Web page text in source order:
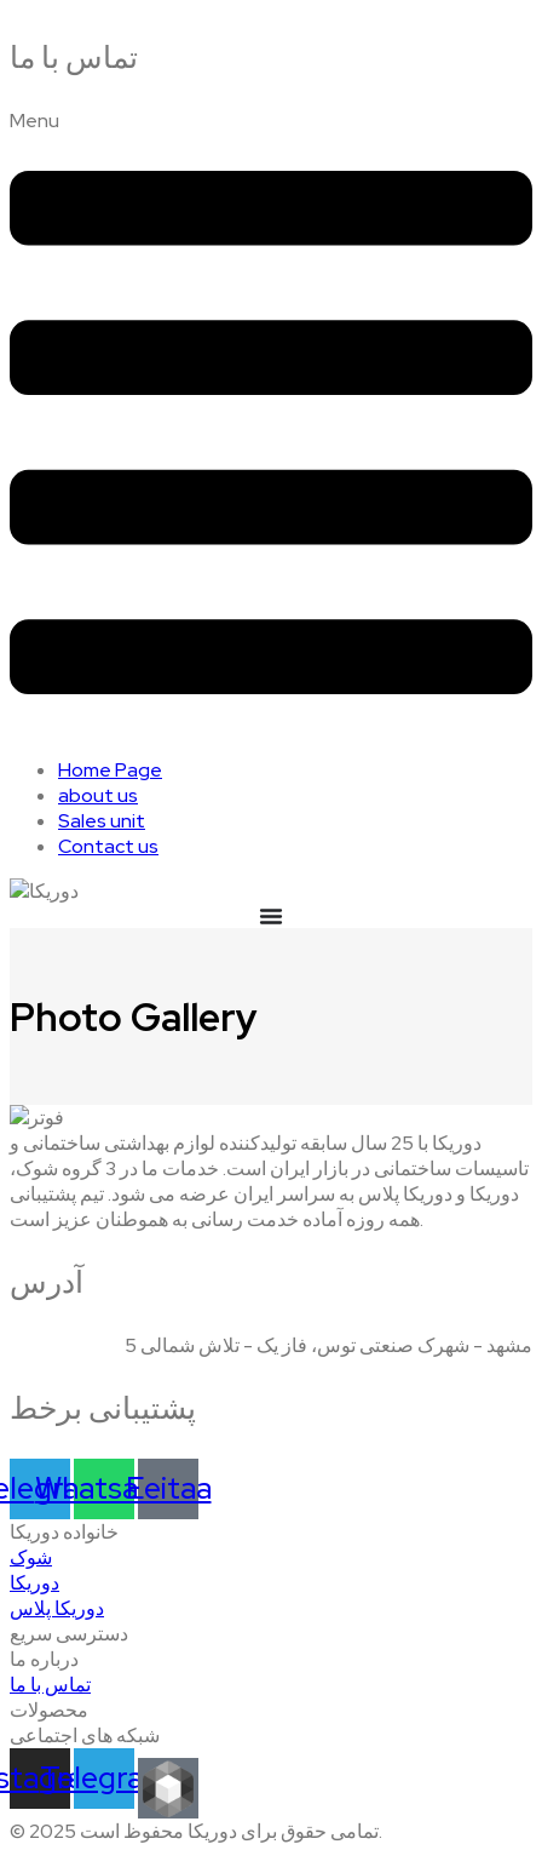
تماس با ما
Menu
Home Page
about us
Sales unit
Contact us
Photo Gallery
دوریکا با 25 سال سابقه تولیدکننده لوازم بهداشتی ساختمانی و
تاسیسات ساختمانی در بازار ایران است. خدمات ما در 3 گروه شوک،
دوریکا و دوریکا پلاس به سراسر ایران عرضه می شود. تیم پشتیبانی
همه روزه آماده خدمت رسانی به هموطنان عزیز است.
آدرس
مشهد - شهرک صنعتی توس، فاز یک - تلاش شمالی 5
پشتیبانی برخط
Whatsapp
Eeitaa
خانواده دوریکا
شوک
دوریکا
دوریکا پلاس
دسترسی سریع
درباره ما
تماس با ما
محصولات
شبکه های اجتماعی
Telegram
© 2025 تمامی حقوق برای دوریکا محفوظ است.